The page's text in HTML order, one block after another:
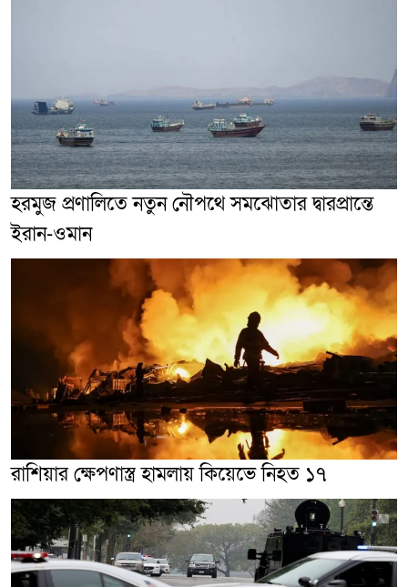
হরমুজ প্রণালিতে নতুন নৌপথে সমঝোতার দ্বারপ্রান্তে
ইরান-ওমান
রাশিয়ার ক্ষেপণাস্ত্র হামলায় কিয়েভে নিহত ১৭